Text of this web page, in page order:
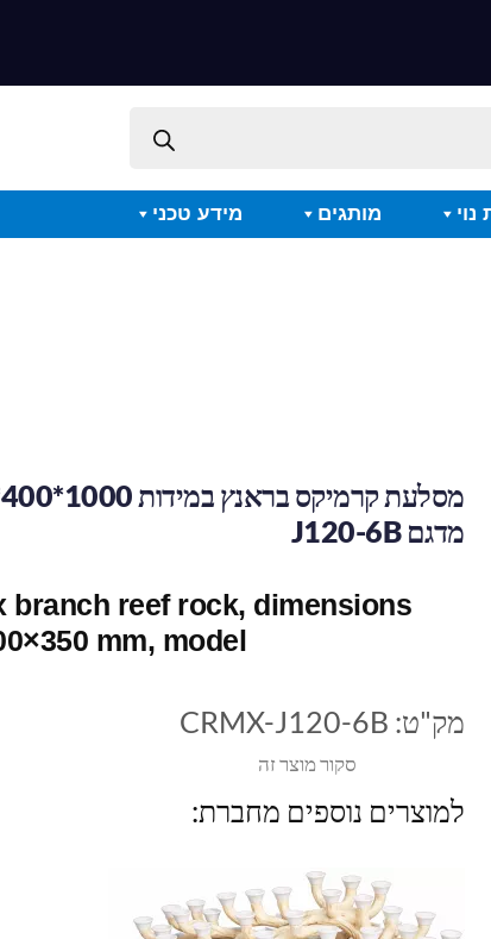
נוי מותגים מידע טכני
מדגם J120-6B
branch reef rock, dimensions
mm, model
סקור מוצר זה
מק"ט: CRMX-J120-6B
למוצרים נוספים מחברת: